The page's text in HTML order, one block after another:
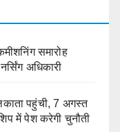
समारोह
अधिकारी
पहुंची, 7 अगस्त
में पेश करेगी चुनौती